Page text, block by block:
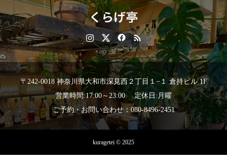
くらげ亭
〒242-0018 神奈川県大和市深見西２丁目１−１ 倉持ビル 1F
営業時間:17:00～23:00 定休日:月曜
ご予約・お問い合わせ：080-8496-2451
kuragetei © 2025